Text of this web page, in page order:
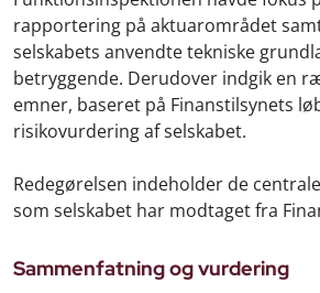
rapportering på aktuarområdet
selskabets anvendte tekniske
betryggende. Derudover indgik en
emner, baseret på Finanstilsynets
risikovurdering af selskabet.
Redegørelsen indeholder de
som selskabet har modtaget fra
Sammenfatning og vurdering